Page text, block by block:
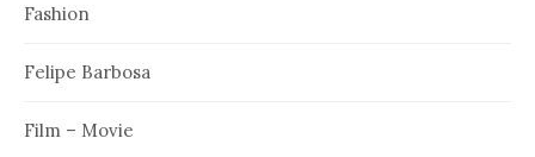
Fashion
Felipe Barbosa
Film – Movie